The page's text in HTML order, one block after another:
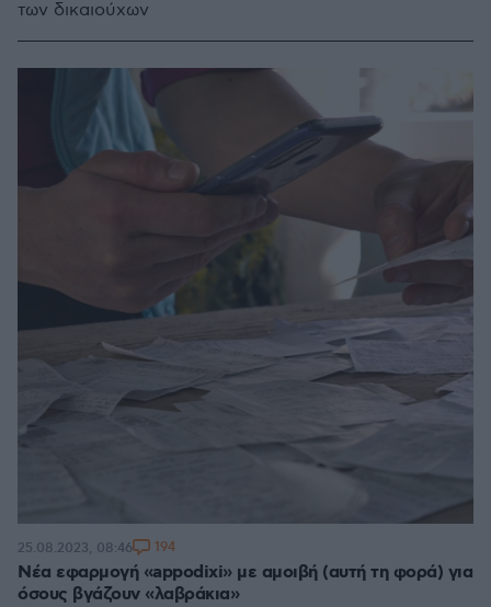
των δικαιούχων
Νέα εφαρμογή «appodixi» με αμοιβή (αυτή τη φορά) για
όσους βγάζουν «λαβράκια»
25.08.2023, 08:46 194